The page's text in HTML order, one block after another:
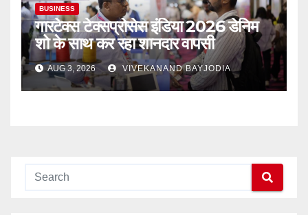
BUSINESS
गारटेक्स टेक्सप्रोसेस इंडिया 2026 डेनिम
शो के साथ कर रहा शानदार वापसी
AUG 3, 2026 VIVEKANAND BAYJODIA